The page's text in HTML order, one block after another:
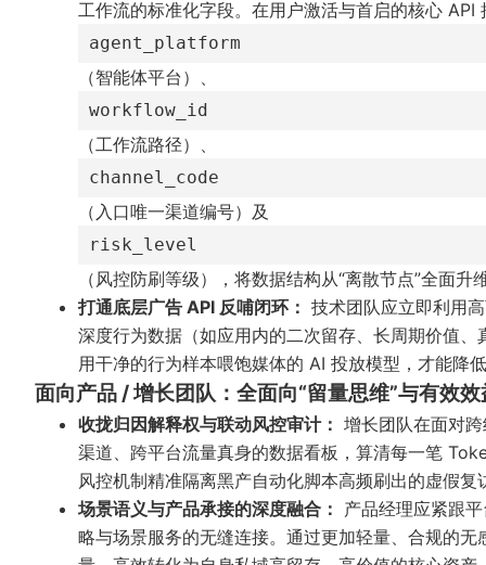
工作流的标准化字段。在用户激活与首启的核心 API
agent_platform
（智能体平台）、
workflow_id
（工作流路径）、
channel_code
（入口唯一渠道编号）及
risk_level
（风控防刷等级），将数据结构从“离散节点”全面升
打通底层广告 API 反哺闭环： 技术团队应立即利用
深度行为数据（如应用内的二次留存、长周期价值
用干净的行为样本喂饱媒体的 AI 投放模型，才能降
面向产品 / 增长团队：全面向“留量思维”与有效
收拢归因解释权与联动风控审计： 增长团队在面对
渠道、跨平台流量真身的数据看板，算清每一笔
风控机制精准隔离黑产自动化脚本高频刷出的虚假复
场景语义与产品承接的深度融合： 产品经理应紧跟
略与场景服务的无缝连接。通过更加轻量、合规的无